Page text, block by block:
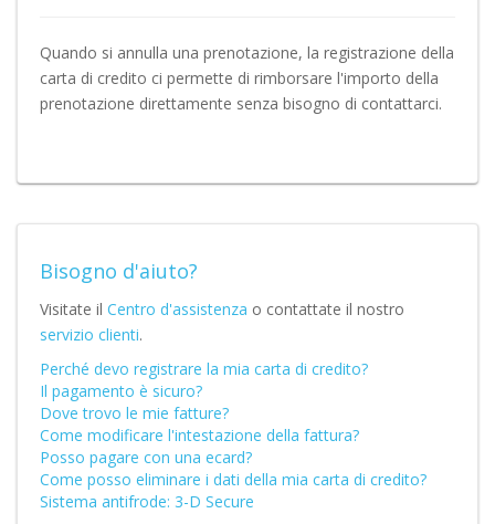
Quando si annulla una prenotazione, la registrazione della
carta di credito ci permette di rimborsare l'importo della
prenotazione direttamente senza bisogno di contattarci.
Bisogno d'aiuto?
Visitate il Centro d'assistenza o contattate il nostro
servizio clienti.
Perché devo registrare la mia carta di credito?
Il pagamento è sicuro?
Dove trovo le mie fatture?
Come modificare l'intestazione della fattura?
Posso pagare con una ecard?
Come posso eliminare i dati della mia carta di credito?
Sistema antifrode: 3-D Secure